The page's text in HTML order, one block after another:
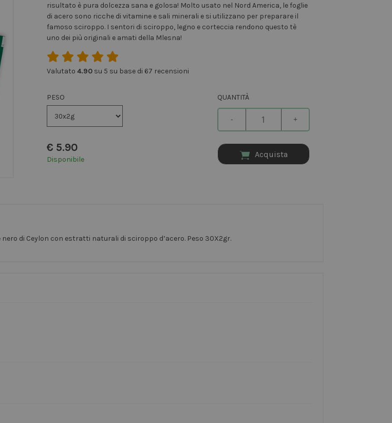
risultato è pura dolcezza sana e golosa! Molto usato nel Nord America, le foglie
di acero sono ricche di vitamine e sali minerali e si utilizzano per preparare il
famoso sciroppo. I sentori di sciroppo, legno e corteccia rendono questo tè
uno dei più originali e amati della Mlesna!
Valutato 4.90 su 5 su base di 67 recensioni
PESO
€ 5.90
Disponibile
QUANTITÀ
- +
Acquista
di Ceylon con estratti naturali di sciroppo d’acero. Peso 30X2gr.